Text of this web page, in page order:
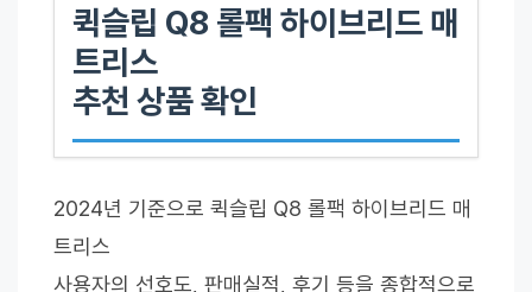
퀵슬립 Q8 롤팩 하이브리드 매
트리스
추천 상품 확인
2024년 기준으로 퀵슬립 Q8 롤팩 하이브리드 매
트리스
사용자의 선호도, 판매실적, 후기 등을 종합적으로